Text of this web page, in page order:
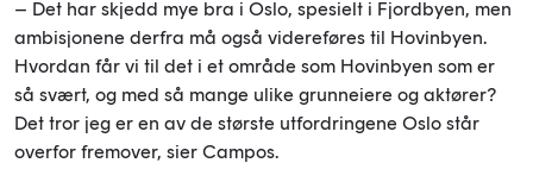
– Det har skjedd mye bra i Oslo, spesielt i Fjordbyen, men
ambisjonene derfra må også videreføres til Hovinbyen.
Hvordan får vi til det i et område som Hovinbyen som er
så svært, og med så mange ulike grunneiere og aktører?
Det tror jeg er en av de største utfordringene Oslo står
overfor fremover, sier Campos.